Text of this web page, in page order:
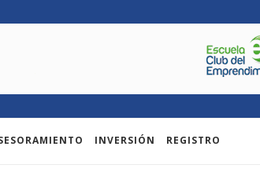
INVERSIÓN REGISTRO